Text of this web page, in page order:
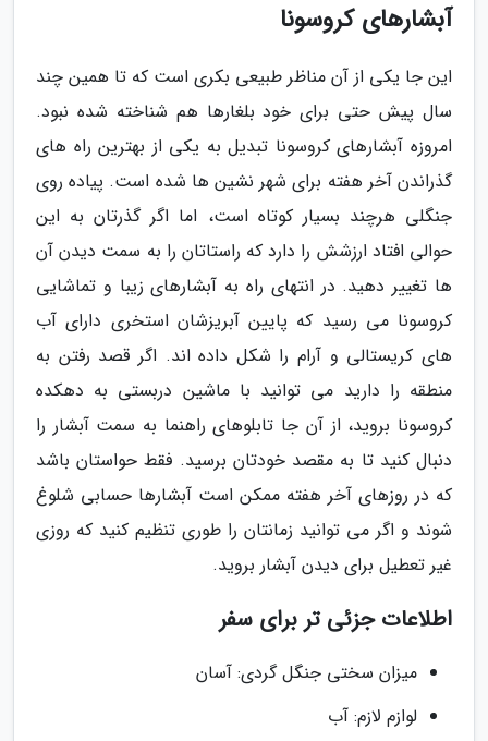
آبشارهای کروسونا
این جا یکی از آن مناظر طبیعی بکری است که تا همین چند
سال پیش حتی برای خود بلغارها هم شناخته شده نبود.
امروزه آبشارهای کروسونا تبدیل به یکی از بهترین راه های
گذراندن آخر هفته برای شهر نشین ها شده است. پیاده روی
جنگلی هرچند بسیار کوتاه است، اما اگر گذرتان به این
حوالی افتاد ارزشش را دارد که راستاتان را به سمت دیدن آن
ها تغییر دهید. در انتهای راه به آبشارهای زیبا و تماشایی
کروسونا می رسید که پایین آبریزشان استخری دارای آب
های کریستالی و آرام را شکل داده اند. اگر قصد رفتن به
منطقه را دارید می توانید با ماشین دربستی به دهکده
کروسونا بروید، از آن جا تابلوهای راهنما به سمت آبشار را
دنبال کنید تا به مقصد خودتان برسید. فقط حواستان باشد
که در روزهای آخر هفته ممکن است آبشارها حسابی شلوغ
شوند و اگر می توانید زمانتان را طوری تنظیم کنید که روزی
غیر تعطیل برای دیدن آبشار بروید.
اطلاعات جزئی تر برای سفر
میزان سختی جنگل گردی: آسان
لوازم لازم: آب